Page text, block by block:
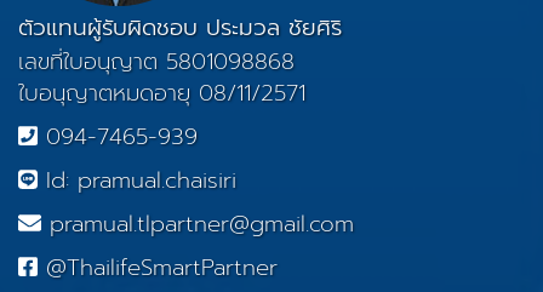
ตัวแทนผู้รับผิดชอบ ประมวล ชัยศิริ
เลขที่ใบอนุญาต 5801098868
ใบอนุญาตหมดอายุ 08/11/2571
094-7465-939
Id: pramual.chaisiri
pramual.tlpartner@gmail.com
@ThailifeSmartPartner